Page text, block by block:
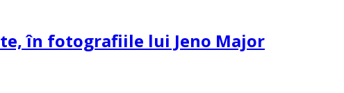
în fotografiile lui Jeno Major